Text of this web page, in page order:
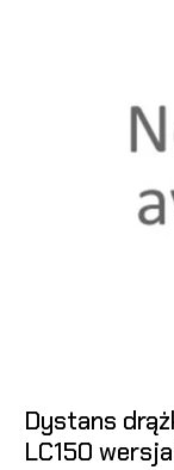
Dystans
LC150